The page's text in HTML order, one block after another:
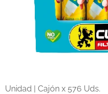
Unidad | Cajón x 576 Uds.